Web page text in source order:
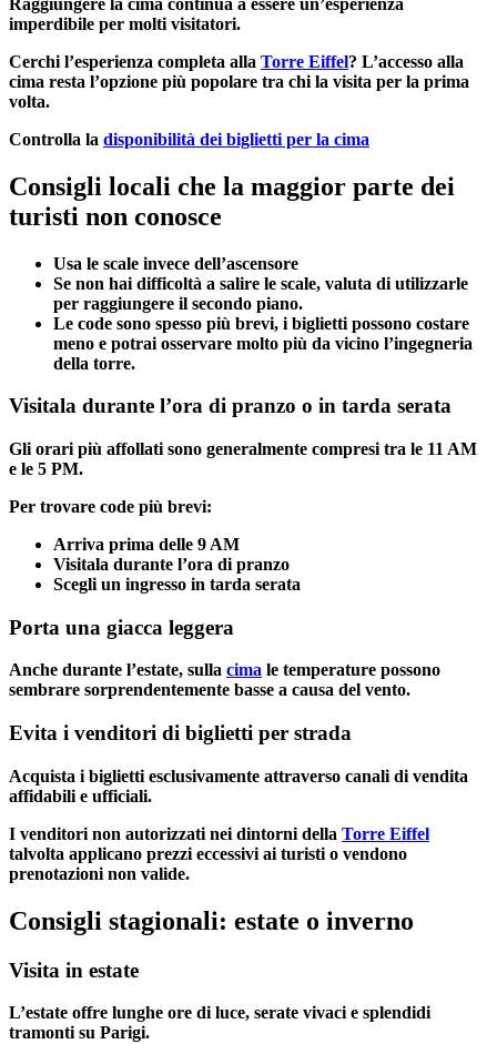
imperdibile per molti visitatori.
Cerchi l’esperienza completa alla Torre Eiffel? L’accesso alla
cima resta l’opzione più popolare tra chi la visita per la prima
volta.
Controlla la disponibilità dei biglietti per la cima
Consigli locali che la maggior parte dei
turisti non conosce
Usa le scale invece dell’ascensore
Se non hai difficoltà a salire le scale, valuta di utilizzarle
per raggiungere il secondo piano.
Le code sono spesso più brevi, i biglietti possono costare
meno e potrai osservare molto più da vicino l’ingegneria
della torre.
Visitala durante l’ora di pranzo o in tarda serata
Gli orari più affollati sono generalmente compresi tra le 11 AM
e le 5 PM.
Per trovare code più brevi:
Arriva prima delle 9 AM
Visitala durante l’ora di pranzo
Scegli un ingresso in tarda serata
Porta una giacca leggera
Anche durante l’estate, sulla cima le temperature possono
sembrare sorprendentemente basse a causa del vento.
Evita i venditori di biglietti per strada
Acquista i biglietti esclusivamente attraverso canali di vendita
affidabili e ufficiali.
I venditori non autorizzati nei dintorni della Torre Eiffel
talvolta applicano prezzi eccessivi ai turisti o vendono
prenotazioni non valide.
Consigli stagionali: estate o inverno
Visita in estate
L’estate offre lunghe ore di luce, serate vivaci e splendidi
tramonti su Parigi.